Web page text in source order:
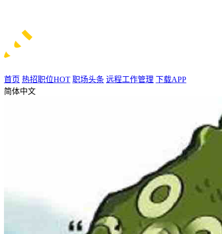
首页 热招职位HOT 职场头条 远程工作管理 下载APP
简体中文